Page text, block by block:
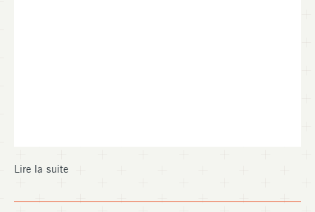
Lire la suite